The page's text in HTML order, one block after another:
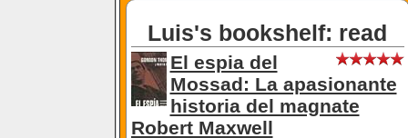
El espia del
Mossad: La apasionante
historia del magnate
Robert Maxwell
byThomas